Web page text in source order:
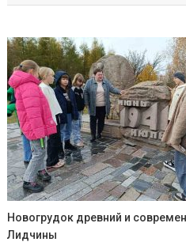
Новогрудок древний и
Лидчины